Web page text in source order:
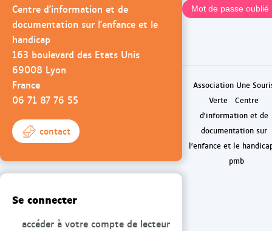
Association Une
Verte
Centre
d'information et de
documentation sur
l'enfance et le
pmb
Centre d'information et de
documentation sur l'enfance et le
handicap
163 boulevard des Etats Unis
69008 Lyon
France
06 71 87 76 55
contact
Se connecter
accéder à votre compte de lecteur